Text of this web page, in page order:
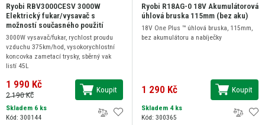
Ryobi RBV3000CESV 3000W
Elektrický fukar/vysavač s
možností současného použití
3000W vysavač/fukar, rychlost proudu
vzduchu 375km/hod, vysokorychlostní
koncovka zametací trysky, sběrný vak
listí 45L
1 990 Kč
2 190 Kč
Koupit
Skladem 6 ks
Kód: 300144
Ryobi R18AG-0 18V Akumulátorová
úhlová bruska 115mm (bez aku)
18V One Plus ™ úhlová bruska, 115mm,
bez akumulátoru a nabíječky
1 290 Kč Koupit
Skladem 4 ks
Kód: 300365